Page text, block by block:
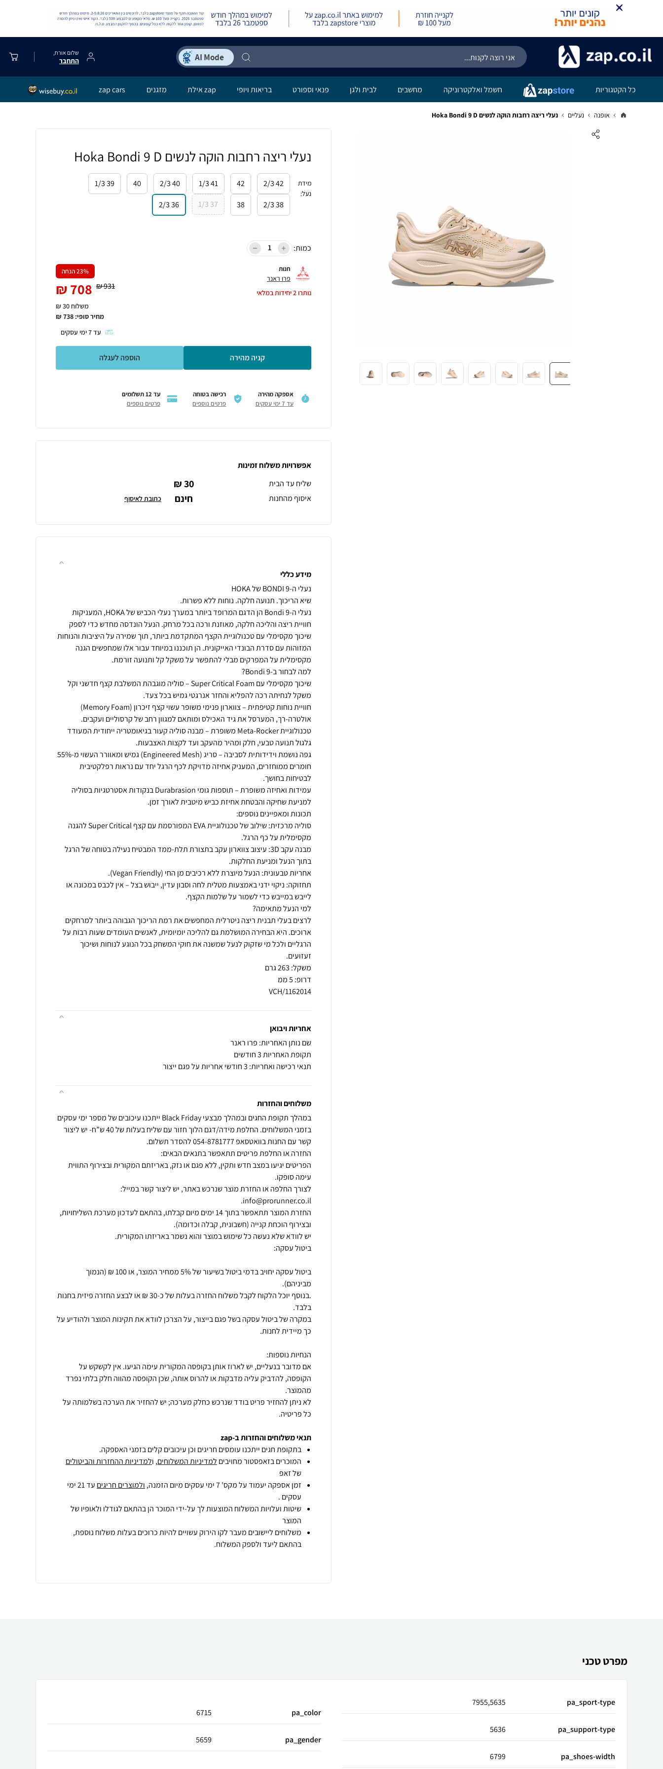
שלום אורח,
התחבר
כל הקטגוריות חשמל ואלקטרוניקה מחשבים לבית ולגן פנאי וספורט בריאות ויופי zap אילת מזגנים zap cars
אופנה נעליים נעלי ריצה רחבות הוקה לנשים Hoka Bondi 9 D
נעלי ריצה רחבות הוקה לנשים Hoka Bondi 9 D
מידת
נעל:
42 2/3
42
41 1/3
40 2/3
40
39 1/3
38 2/3
38
37 1/3
36 2/3
כמות:
חנות
פרו ראנר
נותרו2יחידות במלאי
23% הנחה
931
₪
708
₪
משלוח 30 ₪
מחיר סופי: 738
₪
עד7ימי עסקים
קניה מהירה הוספה לעגלה
אספקה מהירה
עד 7 ימי עסקים
רכישה בטוחה
פרטים נוספים
עד 12 תשלומים
פרטים נוספים
אפשרויות משלוח זמינות
שליח עד הבית
30 ₪
איסוף מהחנות חינם כתובת לאיסוף
מידע כללי
נעלי ה-Bondi 9 הן הדגם המרופד ביותר במערך נעלי הכביש של HOKA, המעניקות
חוויית ריצה והליכה חלקה, מאוזנת ורכה בכל מרחק. הנעל הונדסה מחדש כדי לספק
שיכוך מקסימלי עם טכנולוגיית הקצף המתקדמת ביותר, תוך שמירה על היציבות והנוחות
המזוהות עם סדרת הבונדי האייקונית. הן תוכננו במיוחד עבור אלו שמחפשים הגנה
שיכוך מקסימלי עם Super Critical Foam – סוליה מוגבהת המשלבת קצף חדשני וקל
חוויית נוחות קטיפתית – צווארון פנימי משופר עשוי קצף זיכרון (Memory Foam)
טכנולוגיית Meta-Rocker משופרת – מבנה סוליה קעור בגיאומטריה ייחודית המעודד
גפה נושמת וידידותית לסביבה – סריג (Engineered Mesh) גמיש ומאוורר העשוי מ-55%
חומרים ממוחזרים, המעניק אחיזה מדויקת לכף הרגל יחד עם נראות רפלקטיבית
עמידות ואחיזה משופרת – תוספות גומי Durabrasion בנקודות אסטרטגיות בסוליה
סוליה מרכזית: שילוב של טכנולוגיית EVA המפורסמת עם קצף Super Critical להגנה
מבנה עקב 3D: עיצוב צווארון עקב בתצורת תלת-ממד המבטיח נעילה בטוחה של הרגל
תחזוקה: ניקוי ידני באמצעות מטלית לחה וסבון עדין, ייבוש בצל – אין לכבס במכונה או
לרצים בעלי תבנית ריצה ניטרלית המחפשים את רמת הריכוך הגבוהה ביותר למרחקים
ארוכים. היא הבחירה המושלמת גם להליכה יומיומית, לאנשים העומדים שעות רבות על
הרגליים ולכל מי שזקוק לנעל שמשנה את חוקי המשחק בכל הנוגע לנוחות ושיכוך
VCH/1162014
אחריות ויבואן
שם נותן האחריות: פרו ראנר
תקופת האחריות 3 חודשים
תנאי רכישה ואחריות: 3 חודשי אחריות על פגם ייצור
משלוחים והחזרות
במהלך תקופת החגים ובמהלך מבצעי Black Friday ייתכנו עיכובים של מספר ימי עסקים
בזמני המשלוחים. החלפת מידה/דגם הלוך חזור עם שליח בעלות של 40 ש”ח- יש ליצור
הפריטים יגיעו במצב חדש ותקין, ללא פגם או נזק, באריזתם המקורית ובצירוף התווית
לצורך החלפה או החזרת מוצר שנרכש באתר, יש ליצור קשר במייל:
החזרת המוצר תתאפשר בתוך 14 ימים מיום קבלתו, בהתאם לעדכון מערכת השליחויות,
ביטול עסקה יחויב בדמי ביטול בשיעור של 5% ממחיר המוצר, או 100 ₪ (הנמוך
.בנוסף יוכל הלקוח לקבל משלוח החזרה בעלות של כ-30 ₪ או לבצע החזרה פיזית בחנות
במקרה של ביטול עסקה בשל פגם בייצור, על הצרכן לוודא את תקינות המוצר ולהודיע על
אם מדובר בנעליים, יש לארוז אותן בקופסה המקורית עימה הגיעו. אין לקשקש על
הקופסה, להדביק עליה מדבקות או להרוס אותה, שכן הקופסה מהווה חלק בלתי נפרד
לא ניתן להחזיר פריט בודד שנרכש כחלק מערכה; יש להחזיר את הערכה בשלמותה על
כל פריטיה.
תנאי משלוחים והחזרות ב-zap
בתקופת חגים ייתכנו עומסים חריגים וכן עיכובים קלים בזמני האספקה.
המוכרים בזאפסטור מחויבים למדיניות המשלוחים, ולמדיניות ההחזרות והביטולים
של זאפ
זמן אספקה יעמוד על מקס' 7 ימי עסקים מיום הזמנה,
ולמוצרים חריגים
עד 21 ימי
עסקים .
שיטות ועלויות המשלוח המוצעות לך על-ידי המוכר הן בהתאם לגודלו ולאופיו של
המוצר
משלוחים ליישובים מעבר לקו הירוק עשויים להיות כרוכים בעלות משלוח נוספת,
בהתאם ליעד ולספק המשלוח.
מפרט טכני
pa_sport-type
7955,5635
pa_support-type
5636
pa_shoes-width
6799
pa_color
6715
pa_gender
5659